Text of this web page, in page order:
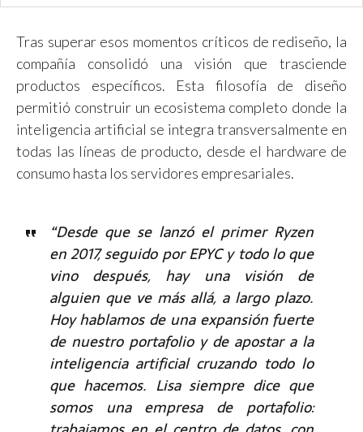
Tras superar esos momentos críticos de rediseño, la
compañía consolidó una visión que trasciende
productos específicos. Esta filosofía de diseño
permitió construir un ecosistema completo donde la
inteligencia artificial se integra transversalmente en
todas las líneas de producto, desde el hardware de
consumo hasta los servidores empresariales.
“Desde que se lanzó el primer Ryzen
en 2017, seguido por EPYC y todo lo que
vino después, hay una visión de
alguien que ve más allá, a largo plazo.
Hoy hablamos de una expansión fuerte
de nuestro portafolio y de apostar a la
inteligencia artificial cruzando todo lo
que hacemos. Lisa siempre dice que
somos una empresa de portafolio: